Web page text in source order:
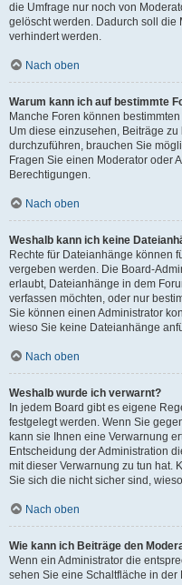
die Umfrage nur noch von
gelöscht werden. Dadurch soll
verhindert werden.
Nach oben
Warum kann ich auf bestimmte
Manche Foren können
Um diese einzusehen, Beiträge
durchzuführen, brauchen Sie
Fragen Sie einen Moderator oder
Berechtigungen.
Nach oben
Weshalb kann ich keine
Rechte für Dateianhänge können
vergeben werden. Die Board-
erlaubt, Dateianhänge in dem
verfassen möchten, oder nur
Sie können einen Administrator
wieso Sie keine Dateianhänge
Nach oben
Weshalb wurde ich verwarnt?
In jedem Board gibt es eigene
festgelegt werden. Wenn Sie
kann sie Ihnen eine Verwarnung
Entscheidung der Administration
mit dieser Verwarnung zu tun hat.
Sie sich die nicht sicher sind,
Nach oben
Wie kann ich Beiträge den
Wenn ein Administrator die
sehen Sie eine Schaltfläche in